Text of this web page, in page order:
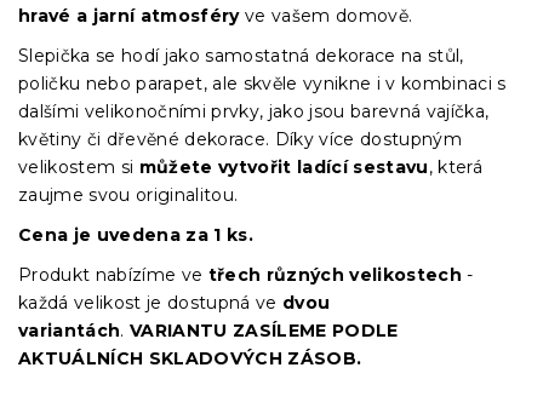
hravé a jarní atmosféryve vašem domově.
Slepička se hodí jako samostatná dekorace na stůl,
poličku nebo parapet, ale skvěle vynikne i v kombinaci s
dalšími velikonočními prvky, jako jsou barevná vajíčka,
květiny či dřevěné dekorace. Díky více dostupným
velikostem si můžete vytvořit ladící sestavu, která
zaujme svou originalitou.
Cena je uvedena za 1 ks.
Produkt nabízíme ve třech různých velikostech -
každá velikost je dostupná ve dvou
variantách.VARIANTU ZASÍLEME PODLE
AKTUÁLNÍCH SKLADOVÝCH ZÁSOB.